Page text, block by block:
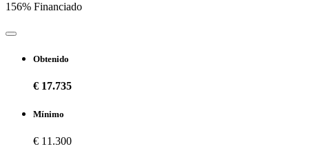
156% Financiado
Obtenido
€ 17.735
Mínimo
€ 11.300